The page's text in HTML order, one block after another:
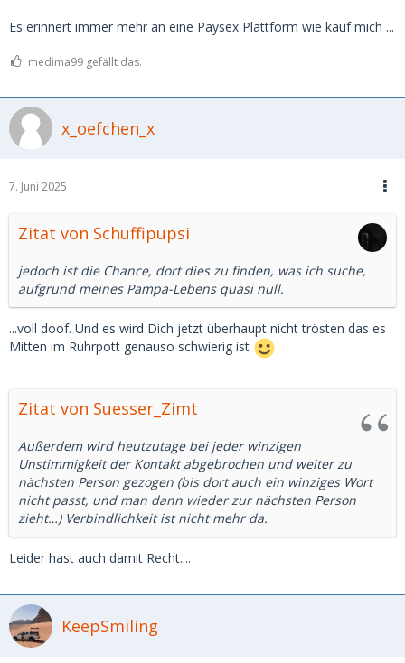
Es erinnert immer mehr an eine Paysex Plattform wie kauf mich ...
medima99 gefällt das.
x_oefchen_x
7. Juni 2025
Zitat von Schuffipupsi
jedoch ist die Chance, dort dies zu finden, was ich suche,
aufgrund meines Pampa-Lebens quasi null.
...voll doof. Und es wird Dich jetzt überhaupt nicht trösten das es
Mitten im Ruhrpott genauso schwierig ist
Zitat von Suesser_Zimt
Außerdem wird heutzutage bei jeder winzigen
Unstimmigkeit der Kontakt abgebrochen und weiter zu
nächsten Person gezogen (bis dort auch ein winziges Wort
nicht passt, und man dann wieder zur nächsten Person
zieht…) Verbindlichkeit ist nicht mehr da.
Leider hast auch damit Recht....
KeepSmiling